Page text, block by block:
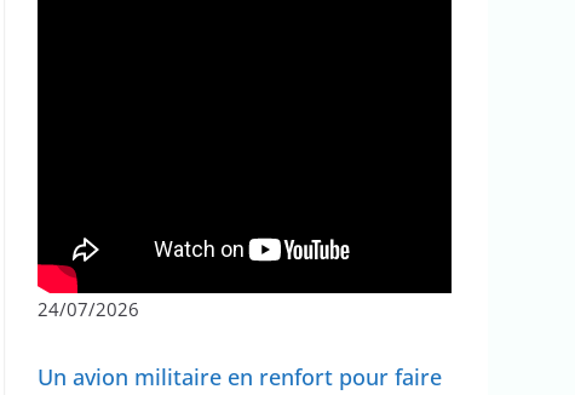
24/07/2026
Un avion militaire en renfort pour faire